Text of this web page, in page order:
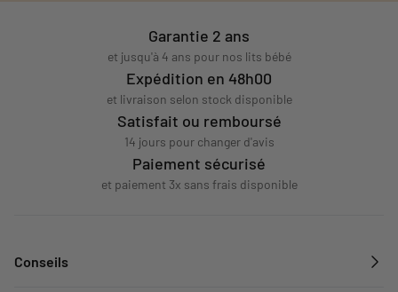
Garantie 2 ans
et jusqu'à 4 ans pour nos lits bébé
Expédition en 48h00
et livraison selon stock disponible
Satisfait ou remboursé
14 jours pour changer d'avis
Paiement sécurisé
et paiement 3x sans frais disponible
Conseils